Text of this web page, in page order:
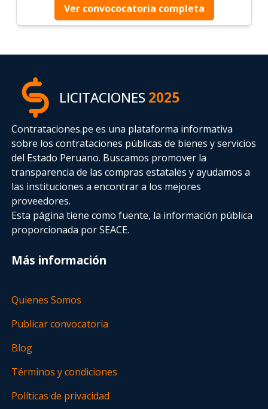
Ver convococatoria completa
LICITACIONES2025
Contrataciones.pe es una plataforma informativa
sobre los contrataciones públicas de bienes y servicios
del Estado Peruano. Buscamos promover la
transparencia de las compras estatalesy ayudamos a
las instituciones a encontrar a los mejores
proveedores.
Esta página tiene como fuente, la información pública
proporcionada por SEACE.
Más información
Quienes Somos
Publicar convocatoria
Blog
Términos y condiciones
Políticas de privacidad